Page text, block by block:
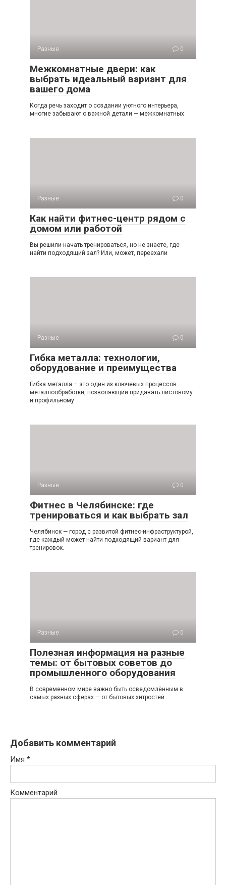
Разные 0
Межкомнатные двери: как
выбрать идеальный вариант для
вашего дома
Когда речь заходит о создании уютного интерьера,
многие забывают о важной детали — межкомнатных
Разные 0
Как найти фитнес-центр рядом с
домом или работой
Вы решили начать тренироваться, но не знаете, где
найти подходящий зал? Или, может, переехали
Разные 0
Гибка металла: технологии,
оборудование и преимущества
Гибка металла – это один из ключевых процессов
металлообработки, позволяющий придавать листовому
и профильному
Разные 0
Фитнес в Челябинске: где
тренироваться и как выбрать зал
Челябинск — город с развитой фитнес-инфраструктурой,
где каждый может найти подходящий вариант для
тренировок.
Разные 0
Полезная информация на разные
темы: от бытовых советов до
промышленного оборудования
В современном мире важно быть осведомлённым в
самых разных сферах — от бытовых хитростей
Добавить комментарий
Имя *
Комментарий